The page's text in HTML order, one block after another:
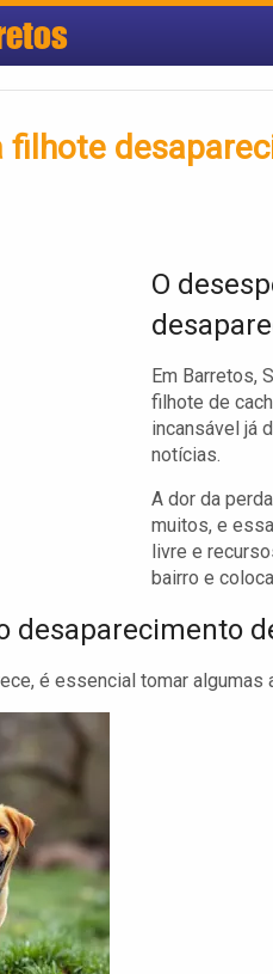
filhote
O
Em Barretos,
filhote de
incansável já
notícias.
A dor da
muitos, e
livre e
bairro e
desaparecimento
é essencial tomar